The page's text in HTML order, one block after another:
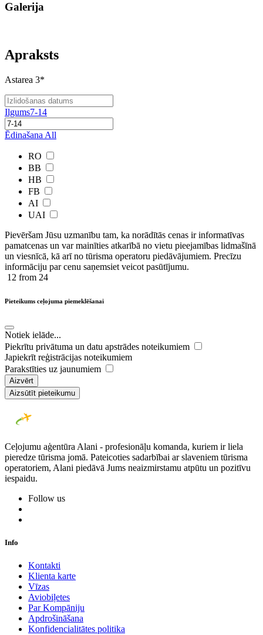
Galerija
Apraksts
Astarea 3*
Ilgums7-14
Ēdinašana All
RO
BB
HB
FB
AI
UAI
Pievēršam Jūsu uzmanību tam, ka norādītās cenas ir ​informatīvas ​
pamatcenas un var mainīties atkarībā ​no ​vietu pieejamības lidmašīnā
un viesnīcā, kā arī no tūrisma operatoru piedāvājumiem. Precīzu
informāciju par cenu saņemsiet veicot pasūtījumu.
12 from 24
Pieteikums ceļojuma piemeklēšanai
Notiek ielāde...
Piekrītu privātuma un datu apstrādes noteikumiem
Japiekrīt reģistrācijas noteikumiem
Parakstīties uz jaunumiem
Aizvērt
Aizsūtīt pieteikumu
Ceļojumu aģentūra Alani - profesionāļu komanda, kuriem ir liela
pieredze tūrisma jomā. Pateicoties sadarbībai ar slaveniem tūrisma
operatoriem, Alani piedāvā Jums neaizmirstamu atpūtu un pozitīvu
iespaidu.
Follow us
Info
Kontakti
Klienta karte
Vīzas
Aviobiļetes
Par Kompāniju
Apdrošināšana
Konfidencialitātes politika